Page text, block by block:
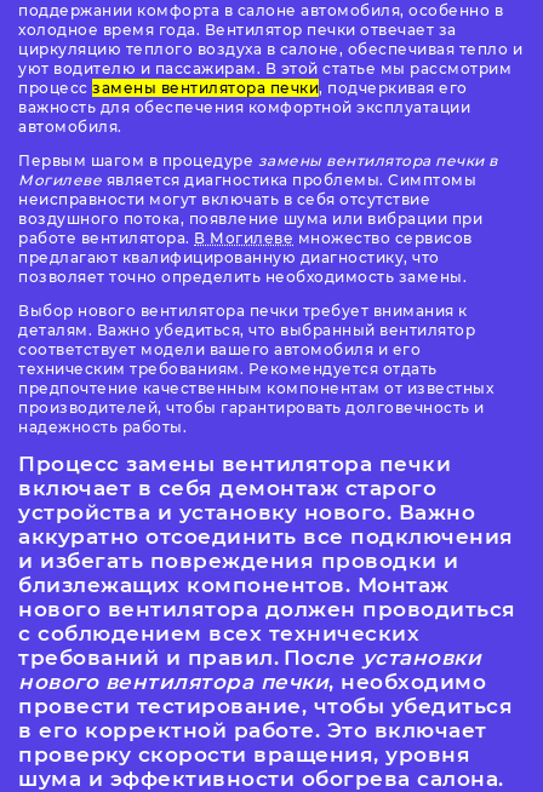
поддержании комфорта в салоне автомобиля, особенно в
холодное время года. Вентилятор печки отвечает за
циркуляцию теплого воздуха в салоне, обеспечивая тепло и
уют водителю и пассажирам. В этой статье мы рассмотрим
процесс замены вентилятора печки, подчеркивая его
важность для обеспечения комфортной эксплуатации
автомобиля.
Первым шагом в процедуре замены вентилятора печки в
Могилеве является диагностика проблемы. Симптомы
неисправности могут включать в себя отсутствие
воздушного потока, появление шума или вибрации при
работе вентилятора. В Могилеве множество сервисов
предлагают квалифицированную диагностику, что
позволяет точно определить необходимость замены.
Выбор нового вентилятора печки требует внимания к
деталям. Важно убедиться, что выбранный вентилятор
соответствует модели вашего автомобиля и его
техническим требованиям. Рекомендуется отдать
предпочтение качественным компонентам от известных
производителей, чтобы гарантировать долговечность и
надежность работы.
Процесс замены вентилятора печки
включает в себя демонтаж старого
устройства и установку нового. Важно
аккуратно отсоединить все подключения
и избегать повреждения проводки и
близлежащих компонентов. Монтаж
нового вентилятора должен проводиться
с соблюдением всех технических
требований и правил. После установки
нового вентилятора печки, необходимо
провести тестирование, чтобы убедиться
в его корректной работе. Это включает
проверку скорости вращения, уровня
шума и эффективности обогрева салона.